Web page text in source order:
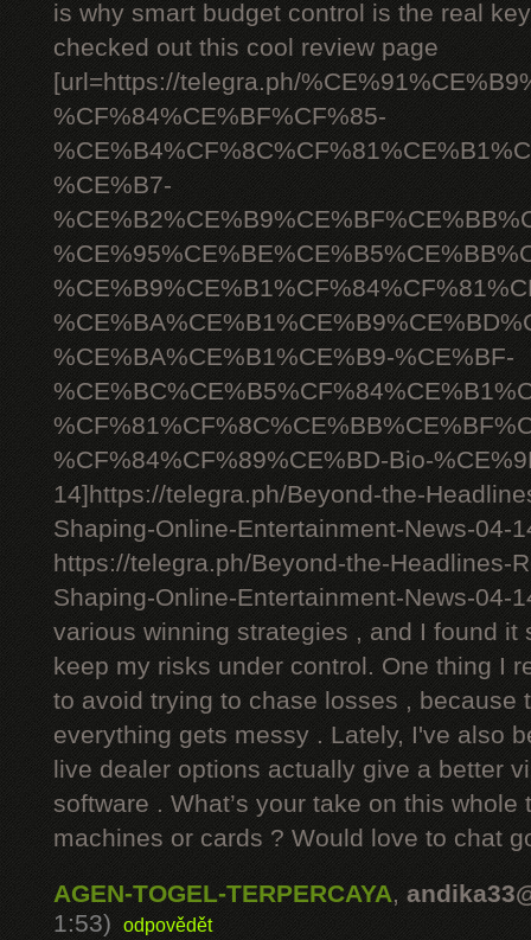
is why smart budget control is the real
checked out this cool review page
[url=https://telegra.ph/
%CF%84%CE%BF%CF%85-
%CE%B7-
%CE%BA%CE%B1%CE%B9-%CE%BF-
%CF%84%CF%89%CE%BD-Bio-
14]https://telegra.ph/Beyond-the-
Shaping-Online-Entertainment-News-04-
https://telegra.ph/Beyond-the-Headlines-
Shaping-Online-Entertainment-News-04-
various winning strategies , and I found it
keep my risks under control. One thing I
to avoid trying to chase losses , because
everything gets messy . Lately, I've also
live dealer options actually give a better
software . What’s your take on this whole
machines or cards ? Would love to chat
AGEN-TOGEL-TERPERCAYA,
1:53)
odpovědět